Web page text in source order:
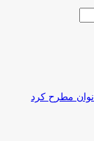
مطرح کرد